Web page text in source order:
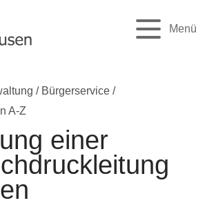
Menü
/ Bürgerservice /
A-Z
einer